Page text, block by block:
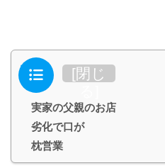
目次 [閉じ
実家の父親のお店
劣化で口が
枕営業